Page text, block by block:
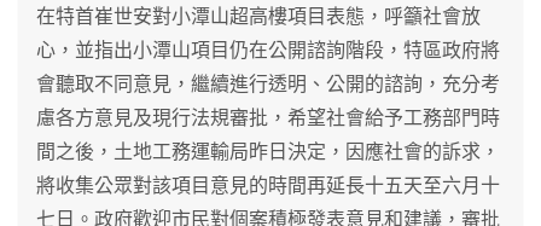
在特首崔世安對小潭山超高樓項目表態，呼籲社會放
心，並指出小潭山項目仍在公開諮詢階段，特區政府將
會聽取不同意見，繼續進行透明、公開的諮詢，充分考
慮各方意見及現行法規審批，希望社會給予工務部門時
間之後，土地工務運輸局昨日決定，因應社會的訴求，
將收集公眾對該項目意見的時間再延長十五天至六月十
七日。政府歡迎市民對個案積極發表意見和建議，審批